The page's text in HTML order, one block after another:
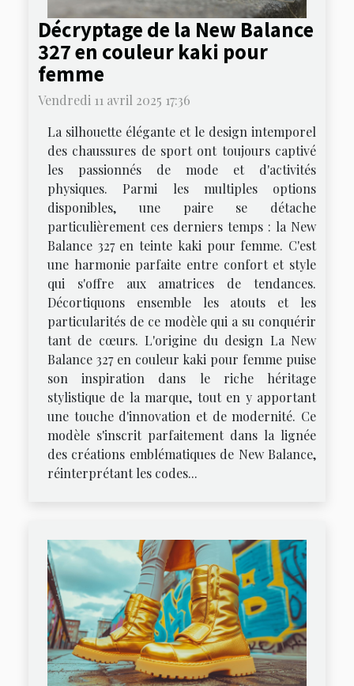
Décryptage de la New Balance
327 en couleur kaki pour
femme
Vendredi 11 avril 2025 17:36
La silhouette élégante et le design intemporel
des chaussures de sport ont toujours captivé
les passionnés de mode et d'activités
physiques. Parmi les multiples options
disponibles, une paire se détache
particulièrement ces derniers temps : la New
Balance 327 en teinte kaki pour femme. C'est
une harmonie parfaite entre confort et style
qui s'offre aux amatrices de tendances.
Décortiquons ensemble les atouts et les
particularités de ce modèle qui a su conquérir
tant de cœurs. L'origine du design La New
Balance 327 en couleur kaki pour femme puise
son inspiration dans le riche héritage
stylistique de la marque, tout en y apportant
une touche d'innovation et de modernité. Ce
modèle s'inscrit parfaitement dans la lignée
des créations emblématiques de New Balance,
réinterprétant les codes...